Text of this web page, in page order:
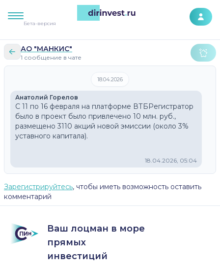
Бета-версия
АО "МАНКИС"
1 сообщение в чате
18.04.2026
Анатолий Горелов
С 11 по 16 февраля на платформе ВТБРегистратор
было в проект было привлечено 10 млн. руб.,
размещено 3110 акций новой эмиссии (около 3%
уставного капитала).
18.04.2026, 05:04
Зарегистрируйтесь, чтобы иметь возможность оставить
комментарий
Ваш лоцман в море
прямых
инвестиций